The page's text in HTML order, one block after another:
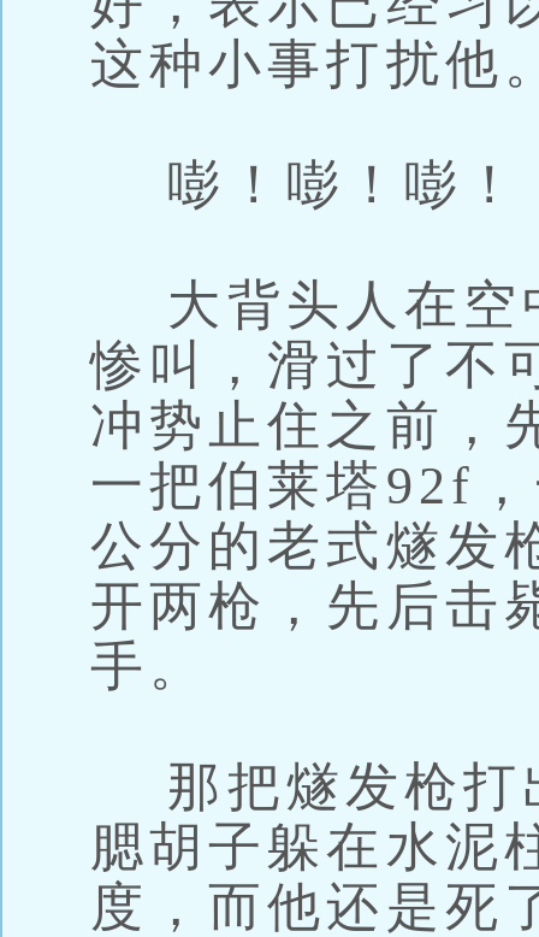
这种小事打扰他
嘭！嘭！嘭！
大背头人在空
惨叫，滑过了不
冲势止住之前，
一把伯莱塔92f
公分的老式燧发
开两枪，先后击
手。
那把燧发枪打
腮胡子躲在水泥
度，而他还是死